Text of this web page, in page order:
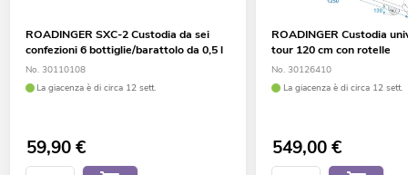
ROADINGER SXC-2 Custodia da sei
confezioni 6 bottiglie/barattolo da 0,5 l
No. 30110108
La giacenza è di circa 12 sett.
59,90€
ROADINGER Custodia
tour 120 cm con rotelle
No. 30126410
La giacenza è di circa 12 sett.
549,00€